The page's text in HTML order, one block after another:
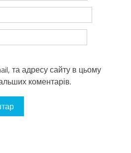
та адресу сайту в цьому
коментарів.